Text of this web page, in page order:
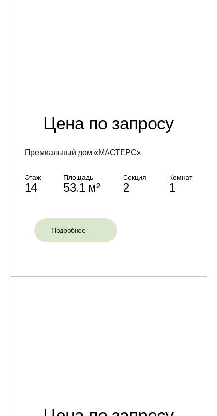
Цена по запросу
Премиальный дом «МАСТЕРС»
Этаж
14
Площадь
53.1 м²
Секция
2
Комнат
1
Подробнее